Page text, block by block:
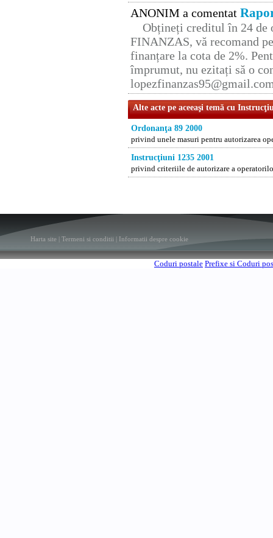
ANONIM a comentat
Obțineți creditul în 24 de
FINANZAS, vă recomand
finanțare la cota de 2%.
împrumut, nu ezitați să o
Alte acte pe aceeaşi temă cu
Ordonanţa 89 2000
privind unele masuri pentru autorizarea
Instrucţiuni 1235 2001
privind criteriile de autorizare a
Harta site Termeni si conditii Informatii despre cookie
Coduri postale Prefixe si Coduri